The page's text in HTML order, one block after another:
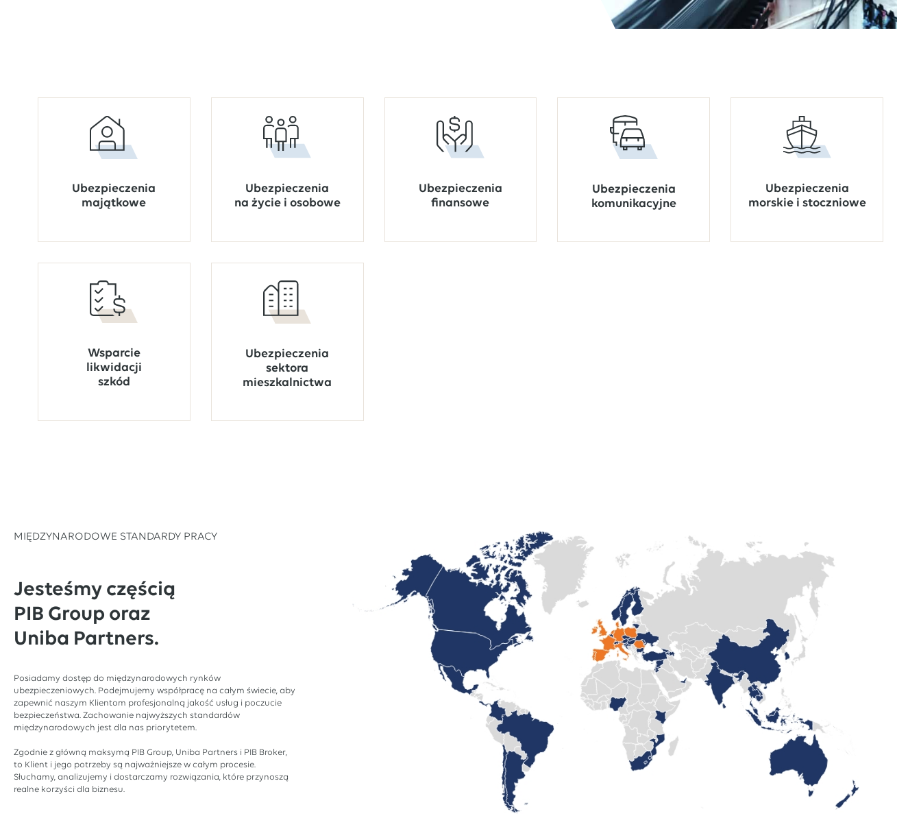
Ubezpieczenia
majątkowe
Ubezpieczenia
na życie i osobowe
Ubezpieczenia
finansowe
Ubezpieczenia
komunikacyjne
Ubezpieczenia
morskie i stoczniowe
Wsparcie
likwidacji
szkód
Ubezpieczenia
sektora
mieszkalnictwa
MIĘDZYNARODOWE STANDARDY PRACY
Jesteśmy częścią
PIB Group oraz
Uniba Partners.
Posiadamy dostęp do międzynarodowych rynków
ubezpieczeniowych. Podejmujemy współpracę na całym świecie, aby
zapewnić naszym Klientom profesjonalną jakość usług i poczucie
bezpieczeństwa. Zachowanie najwyższych standardów
międzynarodowych jest dla nas priorytetem.
Zgodnie z główną maksymą PIB Group, Uniba Partners i PIB Broker,
to Klient i jego potrzeby są najważniejsze w całym procesie.
Słuchamy, analizujemy i dostarczamy rozwiązania, które przynoszą
realne korzyści dla biznesu.